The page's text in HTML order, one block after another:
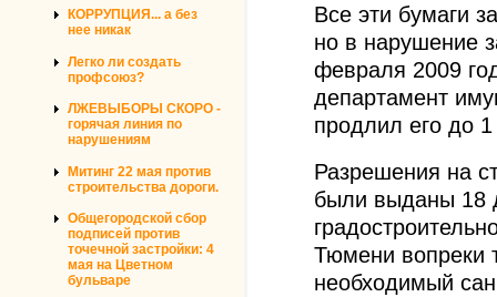
КОРРУПЦИЯ... а без
нее никак
Легко ли создать
профсоюз?
ЛЖЕВЫБОРЫ СКОРО -
горячая линия по
нарушениям
Митинг 22 мая против
строительства дороги.
Общегородской сбор
подписей против
точечной застройки: 4
мая на Цветном
бульваре
Все эти бумаги
но в нарушение
февраля 2009
департамент
продлил его до
Разрешения на
были выданы 18
Тюмени вопреки
необходимый